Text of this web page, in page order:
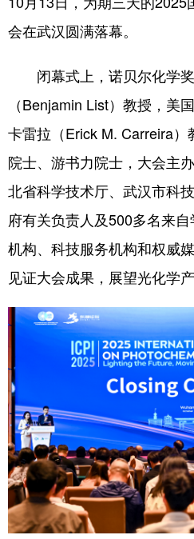
文化产业
地方频道
北京 天津
浙江 安徽
山东 河南
广东 广西
四川 贵州
陕西 甘肃
内蒙古
多语种频道
English Español
Русский язык
Deutsch Português
会在武汉圆满落幕。
闭幕式上，诺贝尔化学奖
（Benjamin List）教授，美
卡雷拉（Erick M. Carreira
院士、游书力院士，大会主
北省科学技术厅、武汉市科
府有关负责人及500多名来
机构、科技服务机构和权威
见证大会成果，展望光化学产